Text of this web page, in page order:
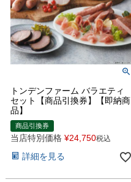
トンデンファーム バラエティ
セット【商品引換券】【即納商
品】
商品引換券
当店特別価格 ¥24,750税込
詳細を見る